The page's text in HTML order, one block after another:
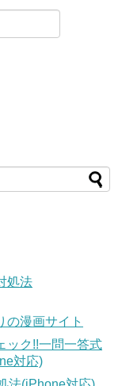
処法
の漫画サイト
ック!!一問一答式
対応)